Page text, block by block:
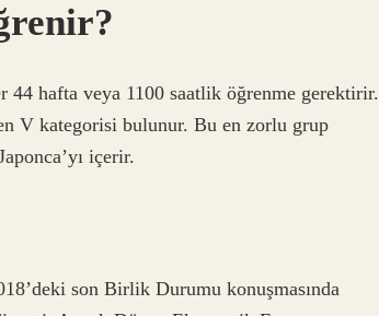
44 hafta veya 1100 saatlik öğrenme gerektirir.
V kategorisi bulunur. Bu en zorlu grup
içerir.
son Birlik Durumu konuşmasında